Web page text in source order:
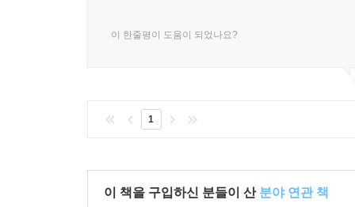
이 한줄평이 도움이 되었나요?
1
이 책을 구입하신 분들이 산 분야 연관 책